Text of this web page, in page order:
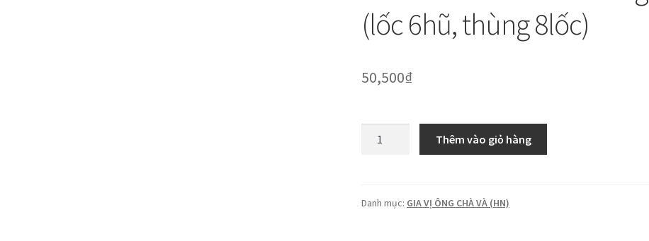
(lốc 6hũ, thùng 8lốc)
50,500₫
90g
Thêm vào giỏ hàng
Danh mục: GIA VỊ ÔNG CHÀ VÀ (HN)